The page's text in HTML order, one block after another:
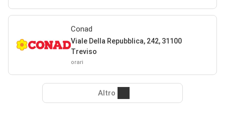
Conad
Viale Della Repubblica, 242, 31100
Treviso
orari
Altro